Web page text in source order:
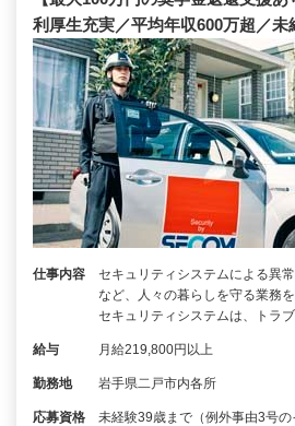
利厚生充実／平均年収600万超／未
仕事内容
セキュリティシステムによる異
など、人々の暮らしを守る業務
セキュリティシステムは、トラ
給与 月給219,800円以上
勤務地 岩手県二戸市内各所
応募資格
未経験39歳まで（例外事由3号